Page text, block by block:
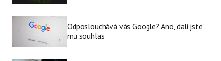
Odposlouchává vás Google? Ano, dali jste
mu souhlas